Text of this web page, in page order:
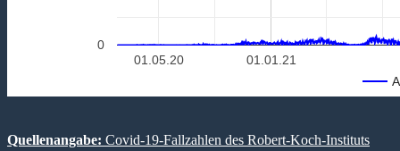
01.01.21
01.05.20
0
Quellenangabe: Covid-19-Fallzahlen des Robert-Koch-Instituts